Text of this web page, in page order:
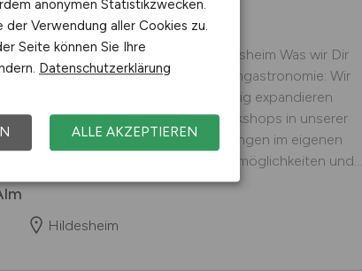
m/d)
Befristet, Voll- oder Teilzeit · Hildesheim Was wir Dir
sicheren Arbeitsplatz in der Systemgastronomie: Wir
weiter und werden auch zukünftig expandieren
und umfangreiche Einarbeitung Workshops in unserer
Akademie „Suniversity“ und Schulungen im eigenen
ein E-Learning-Tool Entwicklungsmöglichkeiten und...
Hildesheim
anonymen Statistikzwecken.
der Verwendung aller Cookies zu.
Seite können Sie Ihre
Datenschutzerklärung
ALLE AKZEPTIEREN